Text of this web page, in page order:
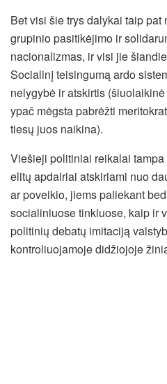
Bet visi šie trys dalykai taip
grupinio pasitikėjimo ir
nacionalizmas, ir visi jie
Socialinį teisingumą ardo
nelygybė ir atskirtis
ypač mėgsta pabrėžti
tiesų juos naikina).
Viešieji politiniai reikalai
elitų apdairiai atskiriami nuo
ar poveikio, jiems paliekant
socialiniuose tinkluose, kaip ir
politinių debatų imitaciją
kontroliuojamoje didžiojoje